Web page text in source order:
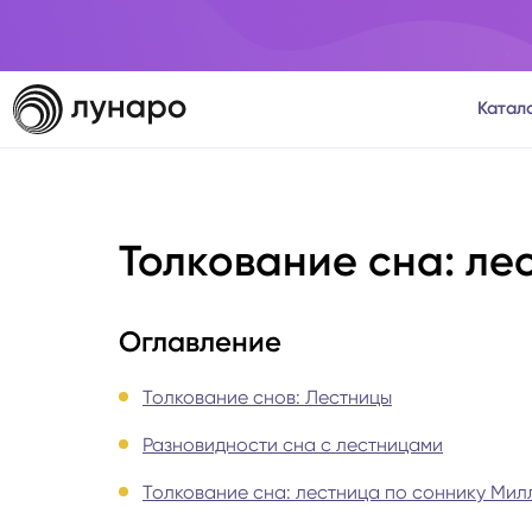
Толкование сна:
Оглавление
Толкование снов: Лестницы
Разновидности сна с лестницами
Толкование сна: лестница по соннику